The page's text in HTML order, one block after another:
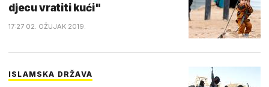
djecu vratiti kući"
17:27 02. OŽUJAK 2019.
ISLAMSKA DRŽAVA